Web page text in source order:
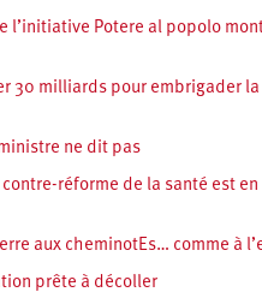
l’initiative Potere al popolo
30 milliards pour embrigader la
ne dit pas
réforme de la santé est en
aux cheminotEs… comme à
prête à décoller